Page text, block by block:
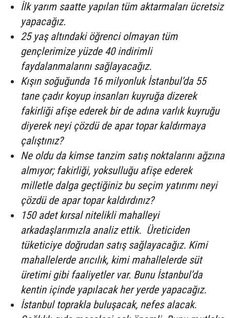
İlk yarım saatte yapılan tüm aktarmaları ücretsiz
yapacağız.
25 yaş altındaki öğrenci olmayan tüm
gençlerimize yüzde 40 indirimli
faydalanmalarını sağlayacağız.
Kışın soğuğunda 16 milyonluk İstanbul’da 55
tane çadır koyup insanları kuyruğa dizerek
fakirliği afişe ederek bir de adına varlık kuyruğu
diyerek neyi çözdü de apar topar kaldırmaya
çalıştınız?
Ne oldu da kimse tanzim satış noktalarını ağzına
almıyor; fakirliği, yoksulluğu afişe ederek
milletle dalga geçtiğiniz bu seçim yatırımı neyi
çözdü de apar topar kaldırdınız?
150 adet kırsal nitelikli mahalleyi
arkadaşlarımızla analiz ettik. Üreticiden
tüketiciye doğrudan satış sağlayacağız. Kimi
mahallelerde arıcılık, kimi mahallelerde süt
üretimi gibi faaliyetler var. Bunu İstanbul’da
kentin içinde yapılacak her yerde yapacağız.
İstanbul toprakla buluşacak, nefes alacak.